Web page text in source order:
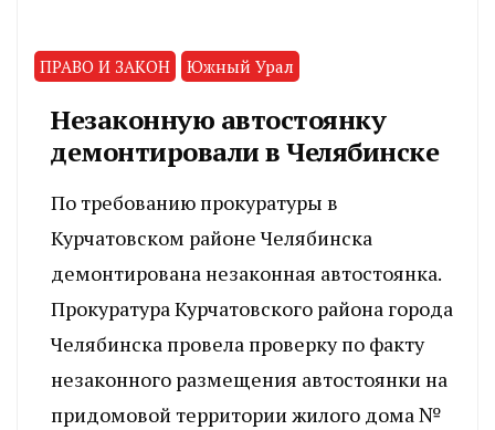
ПРАВО И ЗАКОН Южный Урал
Незаконную автостоянку
демонтировали в Челябинске
По требованию прокуратуры в
Курчатовском районе Челябинска
демонтирована незаконная автостоянка.
Прокуратура Курчатовского района города
Челябинска провела проверку по факту
незаконного размещения автостоянки на
придомовой территории жилого дома №